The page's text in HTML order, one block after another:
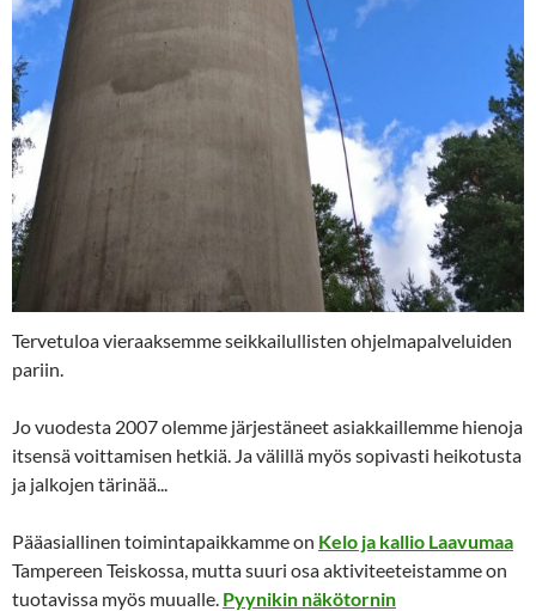
Tervetuloa vieraaksemme seikkailullisten ohjelmapalveluiden
pariin.
Jo vuodesta 2007 olemme järjestäneet asiakkaillemme hienoja
itsensä voittamisen hetkiä. Ja välillä myös sopivasti heikotusta
ja jalkojen tärinää...
Pääasiallinen toimintapaikkamme on Kelo ja kallio Laavumaa
Tampereen Teiskossa, mutta suuri osa aktiviteeteistamme on
tuotavissa myös muualle. Pyynikin näkötornin